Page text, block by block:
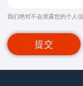
我们绝对不会泄露您的个人
提交